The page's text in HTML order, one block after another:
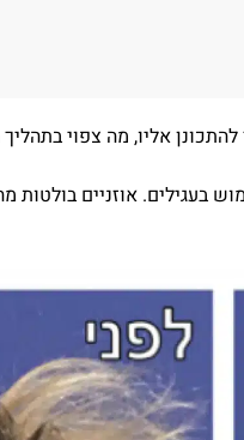
אליו, מה צפוי
בעגילים. אוזניים בולטות